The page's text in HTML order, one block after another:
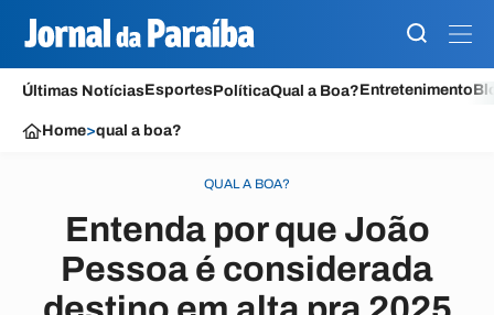
Últimas NotíciasEsportesPolíticaQual a Boa?Entretenimento
Home>qual a boa?
QUAL A BOA?
Entenda por que João
Pessoa é considerada